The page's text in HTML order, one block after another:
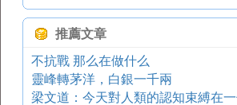
推薦文章
不抗戰 那么在做什么
靈峰轉茅洋，白銀一千兩